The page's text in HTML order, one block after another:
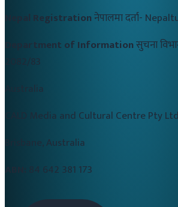
Nepal Registrationनेपालमा दर्ता-
Department of Informationसुचना
2082/83
Australia
CALD Media and Cultural Centre Pty Ltd
Brisbane, Australia
84 642 381 173